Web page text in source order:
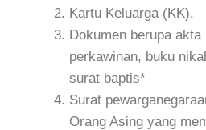
Kartu Keluarga (KK).
Dokumen berupa
perkawinan, buku
surat baptis*
Surat
Orang Asing yang